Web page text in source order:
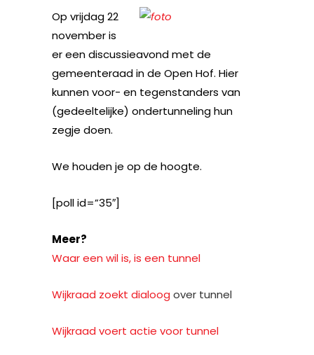
Op vrijdag 22
november is
er een discussieavond met de
gemeenteraad in de Open Hof. Hier
kunnen voor- en tegenstanders van
(gedeeltelijke) ondertunneling hun
zegje doen.
We houden je op de hoogte.
[poll id=”35″]
Meer?
Waar een wil is, is een tunnel
Wijkraad zoekt dialoog over tunnel
Wijkraad voert actie voor tunnel